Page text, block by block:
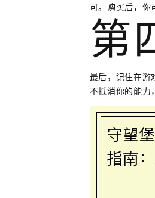
可。购买后，你
第
最后，记住在游
不抵消你的能力